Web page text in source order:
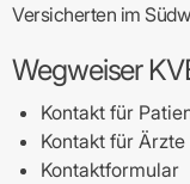
Versicherten im
Wegweiser
Kontakt für
Kontakt für
Kontaktformular